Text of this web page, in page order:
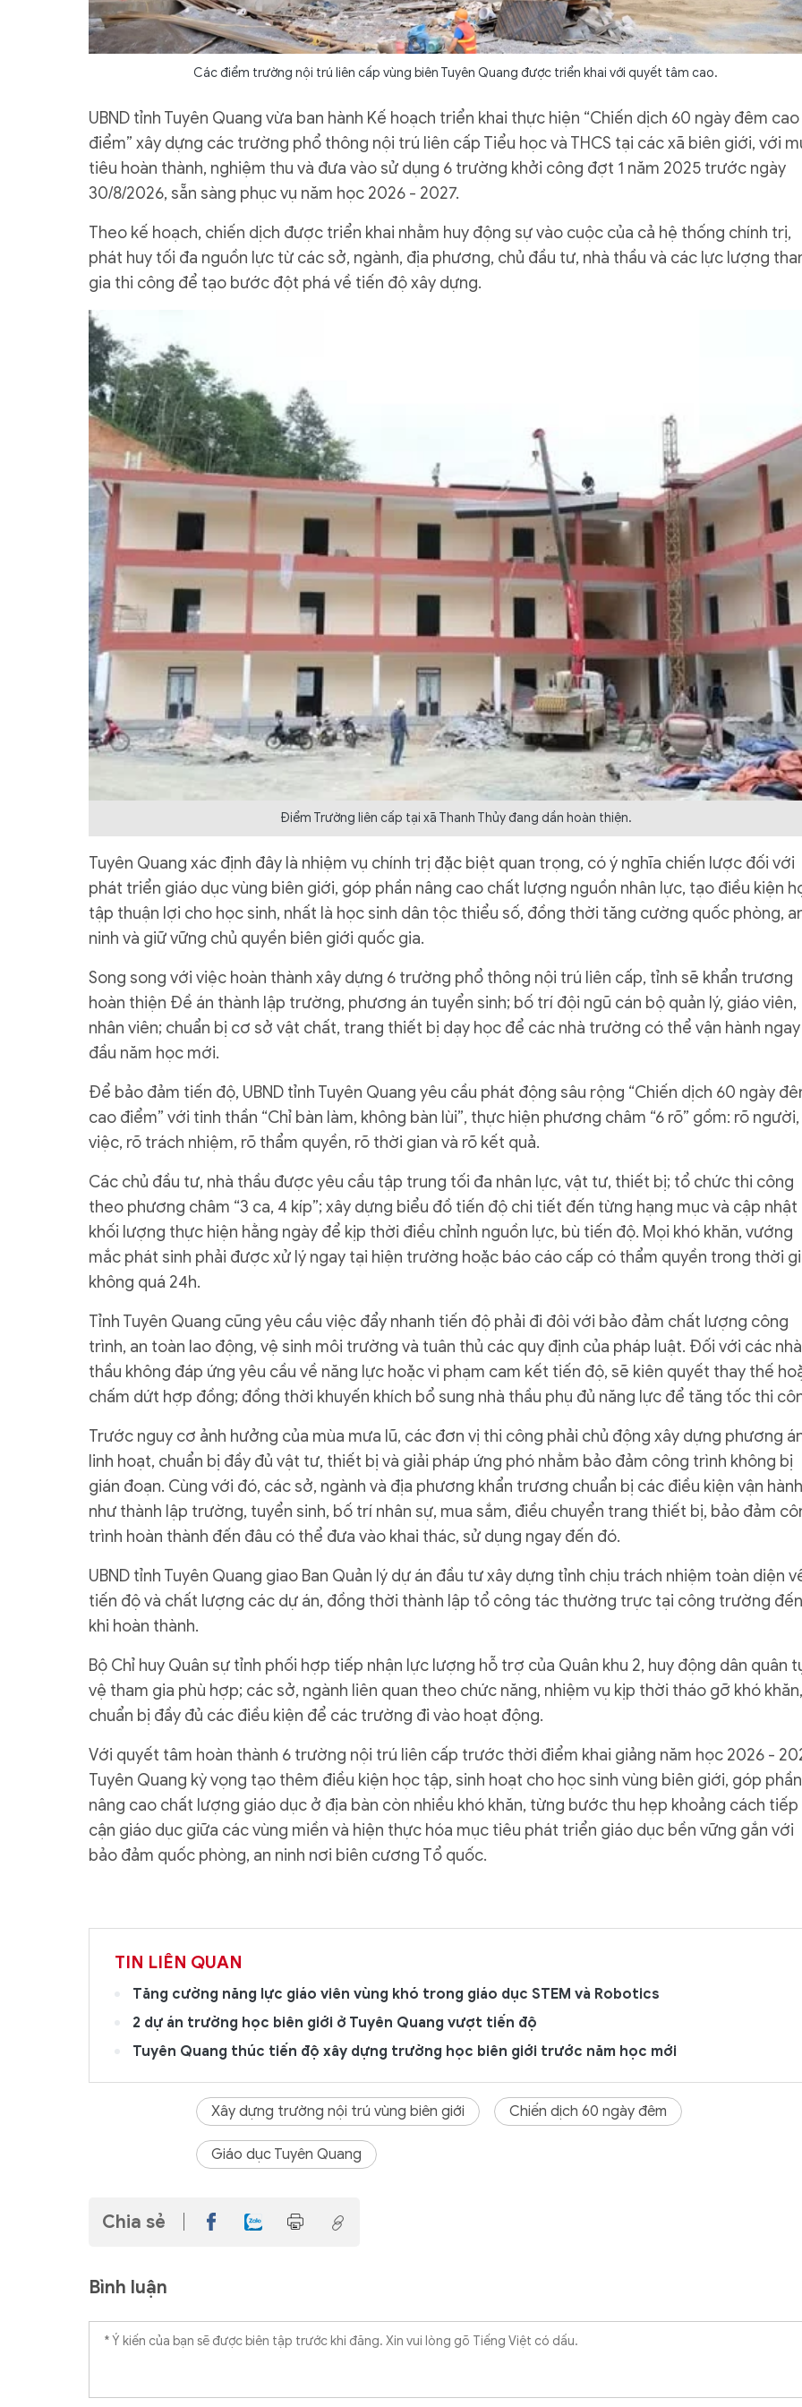
Các điểm trường nội trú liên cấp vùng biên Tuyên Quang được triển khai với quyết tâm cao.
UBND tỉnh Tuyên Quang vừa ban hành Kế hoạch triển khai thực hiện “Chiến dịch 60 ngày đêm cao
điểm” xây dựng các trường phổ thông nội trú liên cấp Tiểu học và THCS tại các xã biên giới, với
tiêu hoàn thành, nghiệm thu và đưa vào sử dụng 6 trường khởi công đợt 1 năm 2025 trước ngày
30/8/2026, sẵn sàng phục vụ năm học 2026 - 2027.
Theo kế hoạch, chiến dịch được triển khai nhằm huy động sự vào cuộc của cả hệ thống chính trị,
phát huy tối đa nguồn lực từ các sở, ngành, địa phương, chủ đầu tư, nhà thầu và các lực lượng
gia thi công để tạo bước đột phá về tiến độ xây dựng.
Điểm Trường liên cấp tại xã Thanh Thủy đang dần hoàn thiện.
Tuyên Quang xác định đây là nhiệm vụ chính trị đặc biệt quan trọng, có ý nghĩa chiến lược đối với
phát triển giáo dục vùng biên giới, góp phần nâng cao chất lượng nguồn nhân lực, tạo điều kiện
tập thuận lợi cho học sinh, nhất là học sinh dân tộc thiểu số, đồng thời tăng cường quốc phòng,
ninh và giữ vững chủ quyền biên giới quốc gia.
Song song với việc hoàn thành xây dựng 6 trường phổ thông nội trú liên cấp, tỉnh sẽ khẩn trương
hoàn thiện Đề án thành lập trường, phương án tuyển sinh; bố trí đội ngũ cán bộ quản lý, giáo viên,
nhân viên; chuẩn bị cơ sở vật chất, trang thiết bị dạy học để các nhà trường có thể vận hành
đầu năm học mới.
Để bảo đảm tiến độ, UBND tỉnh Tuyên Quang yêu cầu phát động sâu rộng “Chiến dịch 60 ngày
cao điểm” với tinh thần “Chỉ bàn làm, không bàn lùi”, thực hiện phương châm “6 rõ” gồm: rõ
việc, rõ trách nhiệm, rõ thẩm quyền, rõ thời gian và rõ kết quả.
Các chủ đầu tư, nhà thầu được yêu cầu tập trung tối đa nhân lực, vật tư, thiết bị; tổ chức thi công
theo phương châm “3 ca, 4 kíp”; xây dựng biểu đồ tiến độ chi tiết đến từng hạng mục và cập nhật
khối lượng thực hiện hằng ngày để kịp thời điều chỉnh nguồn lực, bù tiến độ. Mọi khó khăn, vướng
mắc phát sinh phải được xử lý ngay tại hiện trường hoặc báo cáo cấp có thẩm quyền trong thời
không quá 24h.
Tỉnh Tuyên Quang cũng yêu cầu việc đẩy nhanh tiến độ phải đi đôi với bảo đảm chất lượng công
trình, an toàn lao động, vệ sinh môi trường và tuân thủ các quy định của pháp luật. Đối với các nhà
thầu không đáp ứng yêu cầu về năng lực hoặc vi phạm cam kết tiến độ, sẽ kiên quyết thay thế
chấm dứt hợp đồng; đồng thời khuyến khích bổ sung nhà thầu phụ đủ năng lực để tăng tốc thi
Trước nguy cơ ảnh hưởng của mùa mưa lũ, các đơn vị thi công phải chủ động xây dựng phương
linh hoạt, chuẩn bị đầy đủ vật tư, thiết bị và giải pháp ứng phó nhằm bảo đảm công trình không bị
gián đoạn. Cùng với đó, các sở, ngành và địa phương khẩn trương chuẩn bị các điều kiện vận hành
như thành lập trường, tuyển sinh, bố trí nhân sự, mua sắm, điều chuyển trang thiết bị, bảo đảm
trình hoàn thành đến đâu có thể đưa vào khai thác, sử dụng ngay đến đó.
UBND tỉnh Tuyên Quang giao Ban Quản lý dự án đầu tư xây dựng tỉnh chịu trách nhiệm toàn diện
tiến độ và chất lượng các dự án, đồng thời thành lập tổ công tác thường trực tại công trường đến
khi hoàn thành.
Bộ Chỉ huy Quân sự tỉnh phối hợp tiếp nhận lực lượng hỗ trợ của Quân khu 2, huy động dân quân
vệ tham gia phù hợp; các sở, ngành liên quan theo chức năng, nhiệm vụ kịp thời tháo gỡ khó khăn,
chuẩn bị đầy đủ các điều kiện để các trường đi vào hoạt động.
Với quyết tâm hoàn thành 6 trường nội trú liên cấp trước thời điểm khai giảng năm học 2026 -
Tuyên Quang kỳ vọng tạo thêm điều kiện học tập, sinh hoạt cho học sinh vùng biên giới, góp phần
nâng cao chất lượng giáo dục ở địa bàn còn nhiều khó khăn, từng bước thu hẹp khoảng cách tiếp
cận giáo dục giữa các vùng miền và hiện thực hóa mục tiêu phát triển giáo dục bền vững gắn với
bảo đảm quốc phòng, an ninh nơi biên cương Tổ quốc.
TIN LIÊN QUAN
Tăng cường năng lực giáo viên vùng khó trong giáo dục STEM và Robotics
2 dự án trường học biên giới ở Tuyên Quang vượt tiến độ
Tuyên Quang thúc tiến độ xây dựng trường học biên giới trước năm học mới
Xây dựng trường nội trú vùng biên giới Chiến dịch 60 ngày đêm
Giáo dục Tuyên Quang
Chia sẻ
Bình luận